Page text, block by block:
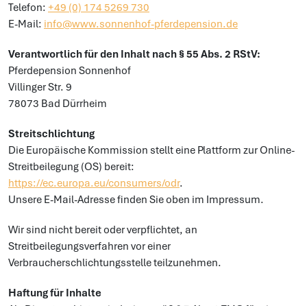
Telefon: +49 (0) 174 5269 730
E-Mail: info@www.sonnenhof-pferdepension.de
Verantwortlich für den Inhalt nach § 55 Abs. 2 RStV:
Pferdepension Sonnenhof
Villinger Str. 9
78073 Bad Dürrheim
Streitschlichtung
Die Europäische Kommission stellt eine Plattform zur Online-
Streitbeilegung (OS) bereit:
https://ec.europa.eu/consumers/odr.
Unsere E-Mail-Adresse finden Sie oben im Impressum.
Wir sind nicht bereit oder verpflichtet, an
Streitbeilegungsverfahren vor einer
Verbraucherschlichtungsstelle teilzunehmen.
Haftung für Inhalte